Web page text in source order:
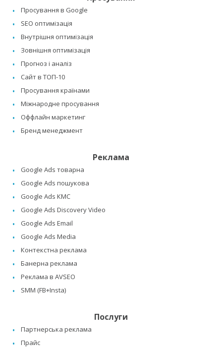
Просування в Google
SEO оптимізація
Внутрішня оптимізація
Зовнішня оптимізація
Прогноз і аналіз
Сайт в ТОП-10
Просування країнами
Міжнародне просування
Оффлайн маркетинг
Бренд менеджмент
Реклама
Google Ads товарна
Google Ads пошукова
Google Ads КМС
Google Ads Discovery Video
Google Ads Email
Google Ads Media
Контекстна реклама
Банерна реклама
Реклама в AVSEO
SMM (FB+Insta)
Послуги
Партнерська реклама
Прайс